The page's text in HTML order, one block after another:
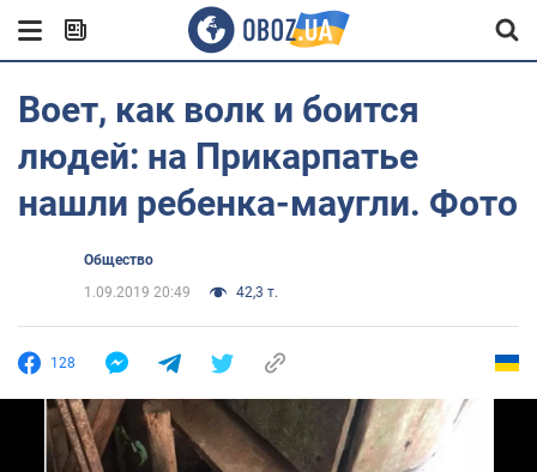
Воет, как волк и боится
людей: на Прикарпатье
нашли ребенка-маугли. Фото
Общество
1.09.2019 20:49
42,3 т.
128